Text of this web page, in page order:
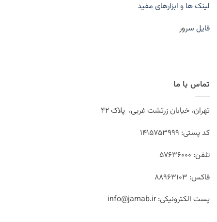
لینک ها و ابزارهای مفید
فایل سرور
تماس با ما
تهران، خیابان زرتشت غربی، پلاک ۴۲
کد پستی: ۱۴۱۵۷۵۳۹۹۹
تلفن: ۵۷۶۳۶۰۰۰
فاکس: ۸۸۹۶۳۱۰۳
پست الکترونیکی: info@jamab.ir